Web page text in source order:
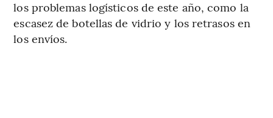
los problemas logísticos de este año, como la
escasez de botellas de vidrio y los retrasos en
los envíos.